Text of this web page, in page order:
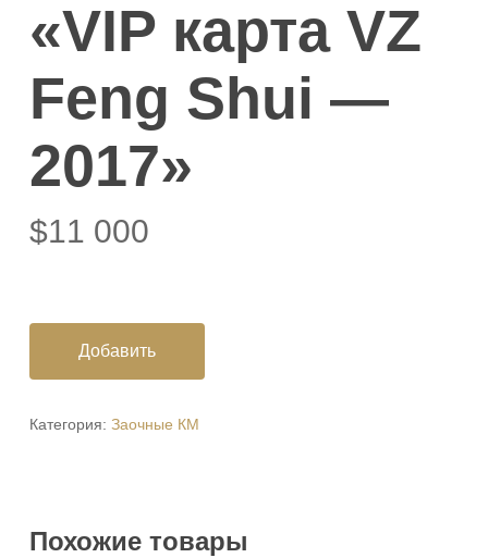
«VIP карта VZ
Feng Shui —
2017»
$11 000
Добавить
Категория: Заочные КМ
Похожие товары